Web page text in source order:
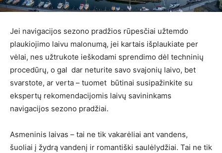
Jei navigacijos sezono pradžios rūpesčiai užtemdo
plaukiojimo laivu malonumą, jei kartais išplaukiate per
vėlai, nes užtrukote ieškodami sprendimo dėl techninių
procedūrų, o gal dar neturite savo svajonių laivo, bet
svarstote, ar verta – tuomet būtinai susipažinkite su
ekspertų rekomendacijomis laivų savininkams
navigacijos sezono pradžiai.
Asmeninis laivas – tai ne tik vakarėliai ant vandens,
šuoliai į žydrą vandenį ir romantiški saulėlydžiai. Tai ne tik